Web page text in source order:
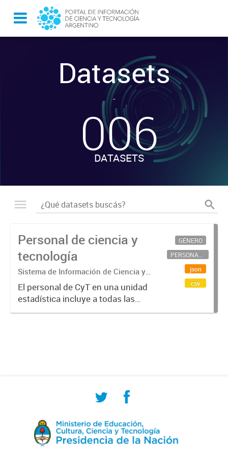
Datasets
-
006
DATASETS
Personal de ciencia y
tecnología
Sistema de Información de Ciencia y
Tecnología Argentino (SICYTAR)
El personal de CyT en una unidad
estadística incluye a todas las
personas involucradas
GÉNERO
PERSONAL CIENTÍFICO-TECNOLÓGICO
json
csv